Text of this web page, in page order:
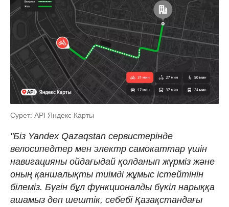
Сурет: API Яндекс Карты
"Біз Yandex Qazaqstan сервистерінде
велосипедтер мен электр самокаттар үшін
навигацияны ойдағыдай қолданып жүрміз және
оның қаншалықты тиімді жұмыс істейтінін
білеміз. Бүгін бұл функционалды бүкіл нарыққа
ашамыз деп шештік, себебі Қазақстандағы